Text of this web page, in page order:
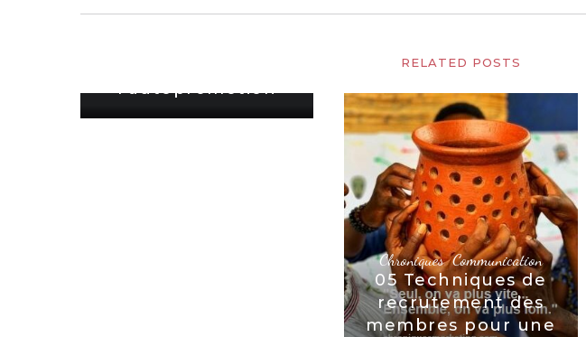
RELATED POSTS
l’autopromotion
Chroniques,Communication
05 Techniques de
recrutement des
membres pour une